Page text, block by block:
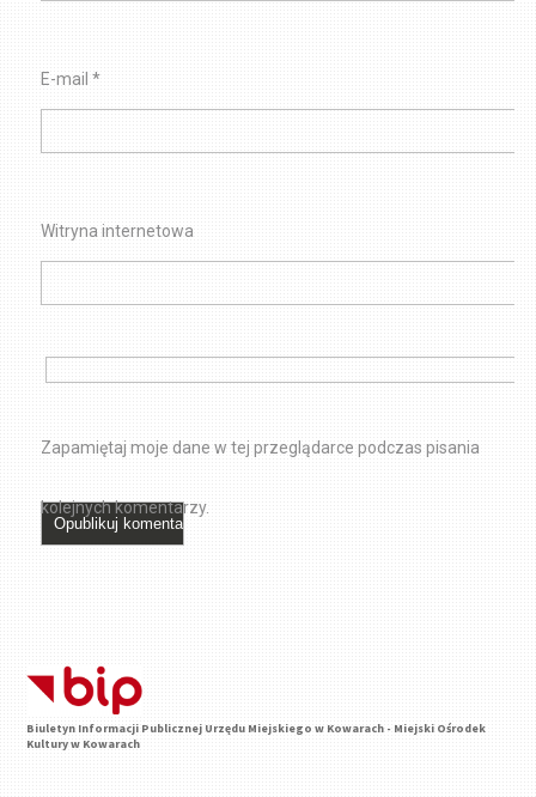
E-mail*
Witryna internetowa
Zapamiętaj moje dane w tej przeglądarce podczas pisania
kolejnych komentarzy.
Biuletyn Informacji Publicznej Urzędu Miejskiego w Kowarach - Miejski Ośrodek
Kultury w Kowarach